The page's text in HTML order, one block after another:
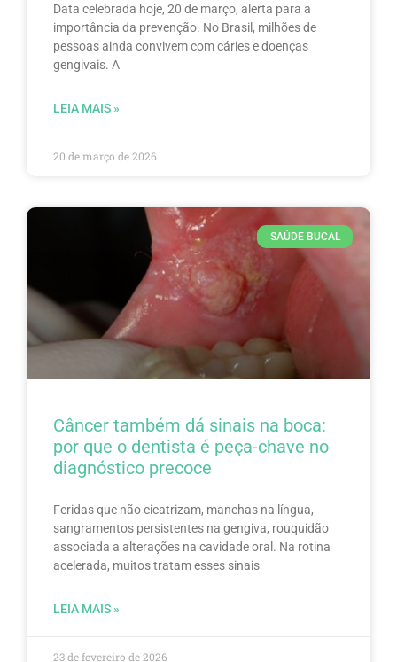
Data celebrada hoje, 20 de março, alerta para a
importância da prevenção. No Brasil, milhões de
pessoas ainda convivem com cáries e doenças
gengivais. A
LEIA MAIS »
20 de março de 2026
SAÚDE BUCAL
Câncer também dá sinais na boca:
por que o dentista é peça-chave no
diagnóstico precoce
Feridas que não cicatrizam, manchas na língua,
sangramentos persistentes na gengiva, rouquidão
associada a alterações na cavidade oral. Na rotina
acelerada, muitos tratam esses sinais
LEIA MAIS »
23 de fevereiro de 2026